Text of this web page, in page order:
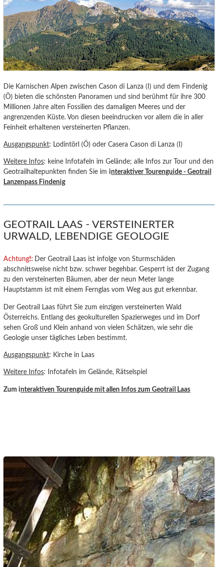
Die Karnischen Alpen zwischen Cason di Lanza (I) und dem Findenig
(Ö) bieten die schönsten Panoramen und sind berühmt für ihre 300
Millionen Jahre alten Fossilien des damaligen Meeres und der
angrenzenden Küste. Von diesen beeindrucken vor allem die in aller
Feinheit erhaltenen versteinerten Pflanzen.
Ausgangspunkt: Lodintörl (Ö) oder Casera Cason di Lanza (I)
Weitere Infos: keine Infotafeln im Gelände; alle Infos zur Tour und den
Geotrailhaltepunkten finden Sie iminteraktiver Tourenguide - Geotrail
Lanzenpass Findenig
GEOTRAIL LAAS - VERSTEINERTER
URWALD, LEBENDIGE GEOLOGIE
Achtung!: Der Geotrail Laas ist infolge von Sturmschäden
abschnittsweise nicht bzw. schwer begehbar. Gesperrt ist der Zugang
zu den versteinerten Bäumen, aber der neun Meter lange
Hauptstamm ist mit einem Fernglas vom Weg aus gut erkennbar.
Der Geotrail Laas führt Sie zum einzigen versteinerten Wald
Österreichs. Entlang des geokulturellen Spazierweges und im Dorf
sehen Groß und Klein anhand von vielen Schätzen, wie sehr die
Geologie unser tägliches Leben bestimmt.
Ausgangspunkt: Kirche in Laas
Weitere Infos: Infotafeln im Gelände, Rätselspiel
Zum interaktiven Tourenguide mit allen Infos zum Geotrail Laas